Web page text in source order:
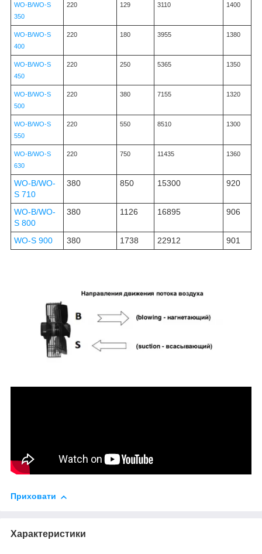
WO-B/WO-S
350
220 129 3110 1400
WO-B/WO-S
400
220 180 3955 1380
WO-B/WO-S
450
220 250 5365 1350
WO-B/WO-S
500
220 380 7155 1320
WO-B/WO-S
550
220 550 8510 1300
WO-B/WO-S
630
220 750 11435 1360
WO-B/WO-
S 710
380 850 15300 920
WO-B/WO-
S 800
380 1126 16895 906
WO-S 900 380 1738 22912 901
Приховати
Характеристики